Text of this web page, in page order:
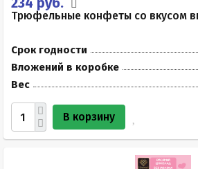
Трюфельные конфеты со вкусом
Срок годности
Вложений в коробке
Вес
В корзину